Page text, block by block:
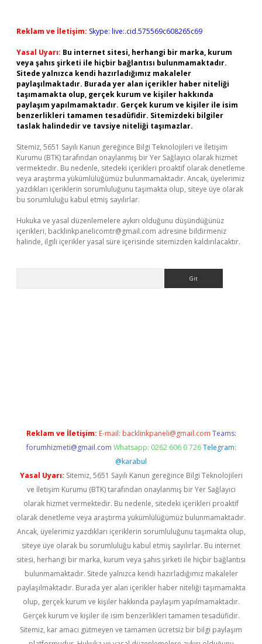
Reklam ve İletişim: Skype: live:.cid.575569c608265c69
Yasal Uyarı: Bu internet sitesi, herhangi bir marka, kurum
veya şahıs şirketi ile hiçbir bağlantısı bulunmamaktadır.
Sitede yalnızca kendi hazırladığımız makaleler
paylaşılmaktadır. Burada yer alan içerikler haber niteliği
taşımamakta olup, gerçek kurum ve kişiler hakkında
paylaşım yapılmamaktadır. Gerçek kurum ve kişiler ile isim
benzerlikleri tamamen tesadüfidir. Sitemizdeki bilgiler
taslak halindedir ve tavsiye niteliği taşımazlar.
Sitemiz, 5651 Sayılı Kanun gereğince Bilgi Teknolojileri ve İletişim
Kurumu (BTK) tarafından onaylanmış bir Yer Sağlayıcı olarak hizmet
vermektedir. Bu nedenle, sitedeki içerikleri proaktif olarak denetleme
veya araştırma yükümlülüğümüz bulunmamaktadır. Ancak, üyelerimiz
yazdıkları içeriklerin sorumluluğunu taşımakta olup, siteye üye olarak
bu sorumluluğu kabul etmiş sayılırlar.
Hukuka ve yasal düzenlemelere aykırı olduğunu düşündüğünüz
içerikleri, backlinkpanelicomtr@gmail.com adresine bildirmeniz
halinde, ilgili içerikler yasal süre içerisinde sitemizden kaldırılacaktır.
Reklam ve İletişim: E-mail: backlinkpaneli@gmail.com Teams:
forumhizmeti@gmail.com Whatsapp: 0262 606 0 726 Telegram:
@karabul
Yasal Uyarı: Sitemiz, 5651 Sayılı Kanun gereğince Bilgi Teknolojileri
ve İletişim Kurumu (BTK) tarafından onaylanmış bir Yer Sağlayıcı
olarak hizmet vermektedir. Bu nedenle, sitedeki içerikleri proaktif
olarak denetleme veya araştırma yükümlülüğümüz bulunmamaktadır.
Ancak, üyelerimiz yazdıkları içeriklerin sorumluluğunu taşımakta olup,
siteye üye olarak bu sorumluluğu kabul etmiş sayılırlar. Bu internet
sitesi, herhangi bir marka, kurum veya şahıs şirketi ile hiçbir bağlantısı
bulunmamaktadır. Sitede yalnızca kendi hazırladığımız makaleler
paylaşılmaktadır. Burada yer alan içerikler haber niteliği taşımamakta
olup, gerçek kurum ve kişiler hakkında paylaşım yapılmamaktadır.
Gerçek kurum ve kişiler ile isim benzerlikleri tamamen tesadüfidir.
Sitemiz, kar amacı gütmeyen ve tamamen ücretsiz bir bilgi paylaşım